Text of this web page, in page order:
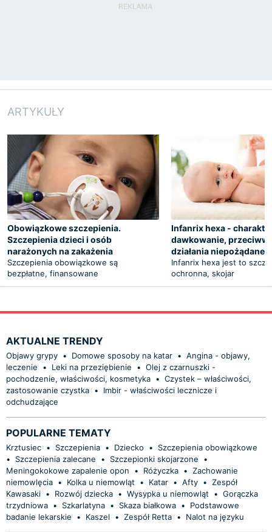
ARTYKUŁY
Obowiązkowe szczepienia.
Szczepienia dzieci i osób
narażonych na zakażenia
Szczepienia obowiązkowe są
bezpłatne, finansowane
Infanrix hexa -
dawkowanie,
działania niepożądane
Infanrix hexa jest to
ochronna, skojar
AKTUALNE TRENDY
Objawy grypy • Domowe sposoby na katar • Angina - objawy,
leczenie
• Leki na przeziębienie • Olej z czarnuszki -
pochodzenie, właściwości, kosmetyka • Czystek – właściwości,
zastosowanie czystka •
Imbir - właściwości lecznicze i
odchudzające
POPULARNE TEMATY
Krztusiec • Szczepienia • Dziecko •
Szczepienia obowiązkowe
•
Szczepienia zalecane • Szczepionki skojarzone
•
Meningokokowe zapalenie opon
• Różyczka • Zachowanie
niemowlęcia • Kolka u niemowląt • Katar • Afty • Zespół
Kawasaki • Rozwój dziecka • Wysypka u niemowląt • Gorączka
trzydniowa • Szkarlatyna • Skaza białkowa •
Podstawowe
badanie lekarskie
• Kaszel • Zespół Retta • Nalot na języku